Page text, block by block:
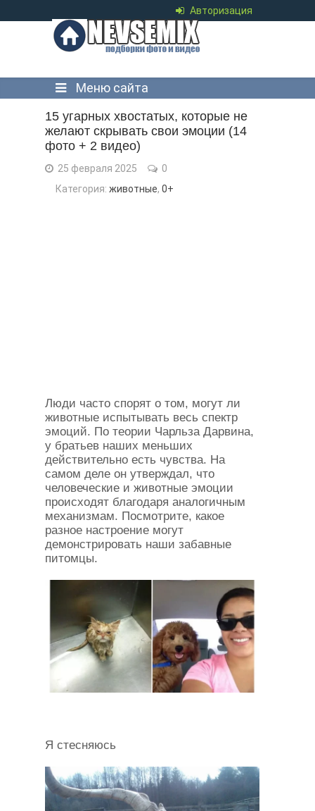
Авторизация
Меню сайта
15 угарных хвостатых, которые не
желают скрывать свои эмоции (14
фото + 2 видео)
25 февраля 2025
0
Категория: животные, 0+
Люди часто спорят о том, могут ли
животные испытывать весь спектр
эмоций. По теории Чарльза Дарвина,
у братьев наших меньших
действительно есть чувства. На
самом деле он утверждал, что
человеческие и животные эмоции
происходят благодаря аналогичным
механизмам. Посмотрите, какое
разное настроение могут
демонстрировать наши забавные
питомцы.
Я стесняюсь